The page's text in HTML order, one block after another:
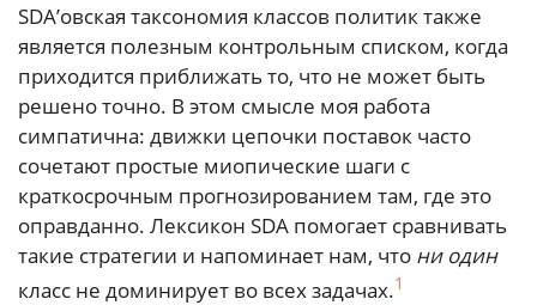
SDA’овская таксономия классов политик также
является полезным контрольным списком, когда
приходится приближать то, что не может быть
решено точно. В этом смысле моя работа
симпатична: движки цепочки поставок часто
сочетают простые миопические шаги с
краткосрочным прогнозированием там, где это
оправданно. Лексикон SDA помогает сравнивать
такие стратегии и напоминает нам, что ни один
класс не доминирует во всех задачах.1